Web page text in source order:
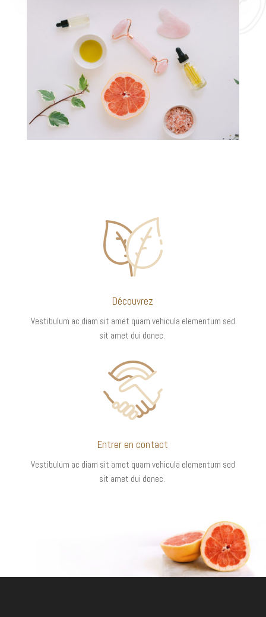
Découvrez
Vestibulum ac diam sit amet quam vehicula elementum sed
sit amet dui donec.
Entrer en contact
Vestibulum ac diam sit amet quam vehicula elementum sed
sit amet dui donec.